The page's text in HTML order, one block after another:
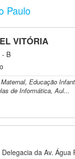
Paulo
VITÓRIA
- B
Educação
de Informática, Aul...
da Av. Água